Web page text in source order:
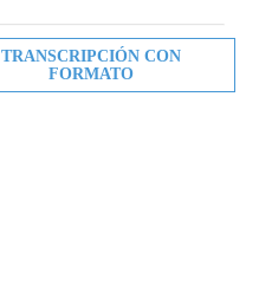
TRANSCRIPCIÓN CON
FORMATO